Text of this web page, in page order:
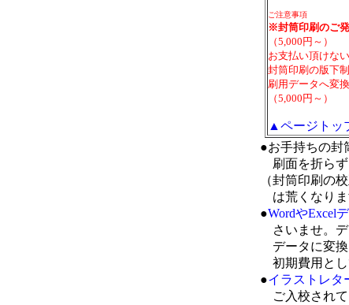
ご注意事項
※封筒印刷のご
（5,000円～）
お支払い頂けな
封筒印刷の版下
刷用データへ変
（5,000円～）
▲ページトッ
●お手持ちの封
刷面を折らず
（封筒印刷の
は荒くなりま
●WordやExcel
さいませ。デ
データに変換
初期費用とし
●イラストレタ
ご入校されて